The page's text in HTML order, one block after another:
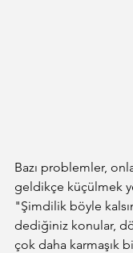
Bazı problemler,
geldikçe küçülmek
"Şimdilik böyle
dediğiniz konular,
çok daha karmaşık